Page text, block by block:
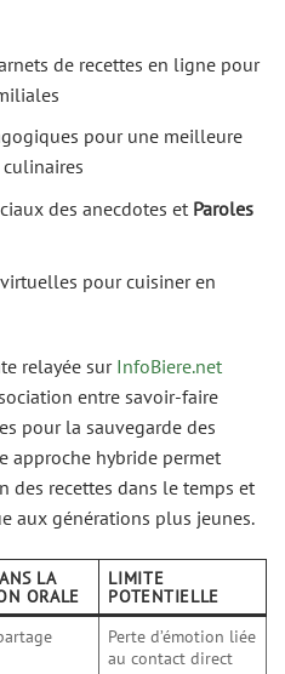
de recettes en ligne pour
pour une meilleure
des anecdotes et Paroles
pour cuisiner en
relayée sur InfoBiere.net
entre savoir-faire
pour la sauvegarde des
approche hybride permet
des recettes dans le temps et
aux générations plus jeunes.
LA
ORALE
LIMITE
POTENTIELLE
Perte d’émotion liée
au contact direct